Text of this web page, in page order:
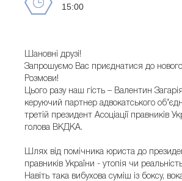
15:00
Шановні друзі!
Запрошуємо Вас приєднатися до
Розмови!
Цього разу наш гість – Валентин
керуючий партнер адвокатського
третій президент Асоціації правників
голова ВКДКА.
Шлях від помічника юриста до
правників України - утопія чи
Навіть така вибухова суміш із боксу,